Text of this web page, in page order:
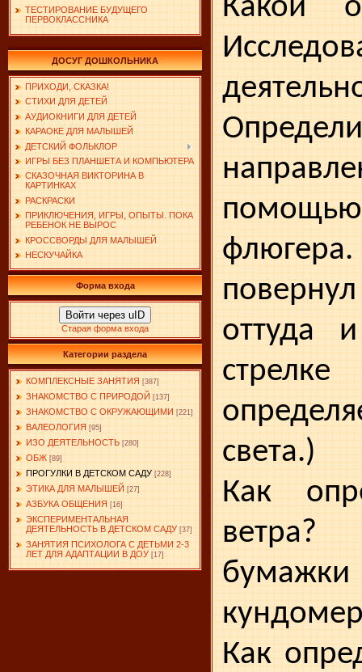
ТЕСТИРОВАНИЕ БУДУЩЕГО
ПЕРВОКЛАССНИКА
ДОСУГ ДОШКОЛЬНИКА
ПРИХОДИ, СКАЗКА!
СТИХИ ДЛЯ ДЕТЕЙ
АУДИОКНИГИ ДЛЯ ДЕТЕЙ
КАРАОКЕ ДЛЯ МАЛЫШЕЙ
ДЕТСКИЙ ФОЛЬКЛОР
ИГРЫ БЕЗ ПЛАНШЕТА И КОМПЬЮТЕРА
СКАЗОЧНАЯ ВИКТОРИНА В
КАРТИНКАХ
РАСКРАСКИ
ПРИКЛЮЧЕНИЯ, ИГРЫ, ОПЫТЫ. ПОКА
РЕБЕНОК НЕ ВЫРОС
КРОССВОРДЫ ДЛЯ МАЛЫШЕЙ
НЕСКУЧАЙКА
Форма входа
Войти через uID
Старая форма входа
Категории раздела
КОМПЛЕКСНЫЕ ЗАНЯТИЯ [387]
ЗНАКОМСТВО С ПРИРОДОЙ [137]
ЗНАКОМСТВО С ОКРУЖАЮЩИМИ [221]
ВАЛЕОЛОГИЯ [95]
ИЗО ДЕЯТЕЛЬНОСТЬ [280]
ОБЖ [89]
ПРОГУЛКИ В ДЕТСКОМ САДУ [228]
ЭТИКА ДЛЯ МАЛЫШЕЙ [27]
АЗБУКА ОБЩЕНИЯ [16]
ЭКСПЕРИМЕНТАЛЬНАЯ
ДЕЯТЕЛЬНОСТЬ В ДЕТСКОМ САДУ [37]
ЗАНЯТИЯ ПСИХОЛОГА С ДЕТЬМИ 2-3
ЛЕТ ДЛЯ АДАПТАЦИИ В ДОУ [17]
Какой
оттуда
света.)
Как
Как